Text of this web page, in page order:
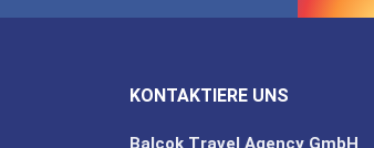
KONTAKTIERE UNS
Balcok Travel Agency GmbH